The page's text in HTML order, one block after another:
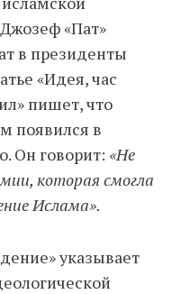
«Пат»
в президенты
«Идея, час
пишет, что
появился в
Он говорит: «Не
которая смогла
Ислама».
указывает